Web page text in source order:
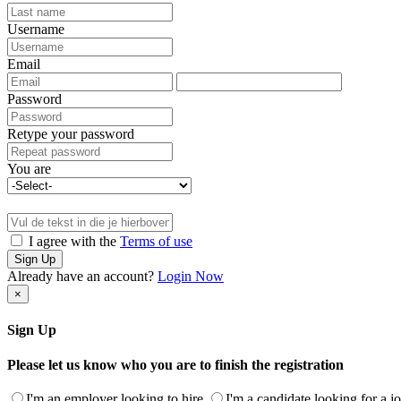
Username
Email
Password
Retype your password
You are
I agree with the Terms of use
Sign Up
Already have an account? Login Now
×
Sign Up
Please let us know who you are to finish the registration